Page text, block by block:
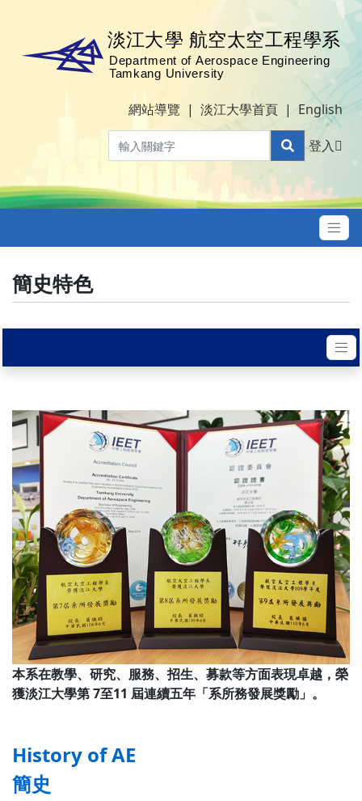
網站導覽 | 淡江大學首頁 | English
登入
簡史特色
本系在教學、研究、服務、招生、募款等方面表現卓越，榮
獲淡江大學第 7至11 屆連續五年「系所務發展獎勵」。
History of AE
簡史